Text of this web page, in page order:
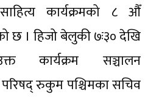
कार्यक्रमको ८ औँ
छ । हिजो बेलुकी ७ः३० देखि
कार्यक्रम सञ्चालन
परिषद् रुकुम पश्चिमका सचिव